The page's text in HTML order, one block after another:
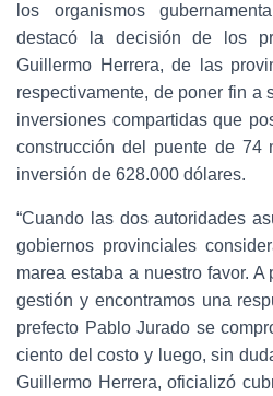
los organismos
destacó la decisión de los
Guillermo Herrera, de las
respectivamente, de poner fin a
inversiones compartidas que
construcción del puente de 74
inversión de 628.000 dólares.
“Cuando las dos autoridades
gobiernos provinciales
marea estaba a nuestro favor.
gestión y encontramos una
prefecto Pablo Jurado se
ciento del costo y luego, sin
Guillermo Herrera, oficializó